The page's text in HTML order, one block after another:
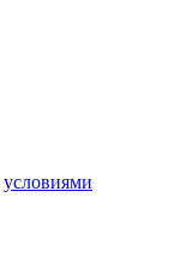
условиями